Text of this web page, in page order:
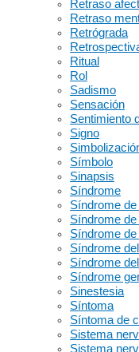
Retraso
Retraso
Retrógrada
Ritual
Rol
Sadismo
Sensación
Sentimiento
Signo
Símbolo
Sinapsis
Síndrome
Síndrome
Síndrome
Síndrome de
Síndrome
Síndrome
Síndrome
Sinestesia
Síntoma
Síntoma de
Sistema
Sistema